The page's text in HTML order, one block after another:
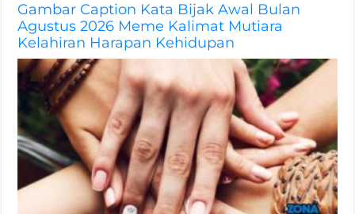
Gambar Caption Kata Bijak Awal Bulan
Agustus 2026 Meme Kalimat Mutiara
Kelahiran Harapan Kehidupan